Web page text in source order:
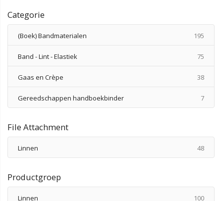
Categorie
(Boek) Bandmaterialen 195
Band - Lint - Elastiek 75
Gaas en Crèpe 38
Gereedschappen handboekbinder 7
File Attachment
Linnen 48
Productgroep
Linnen 100